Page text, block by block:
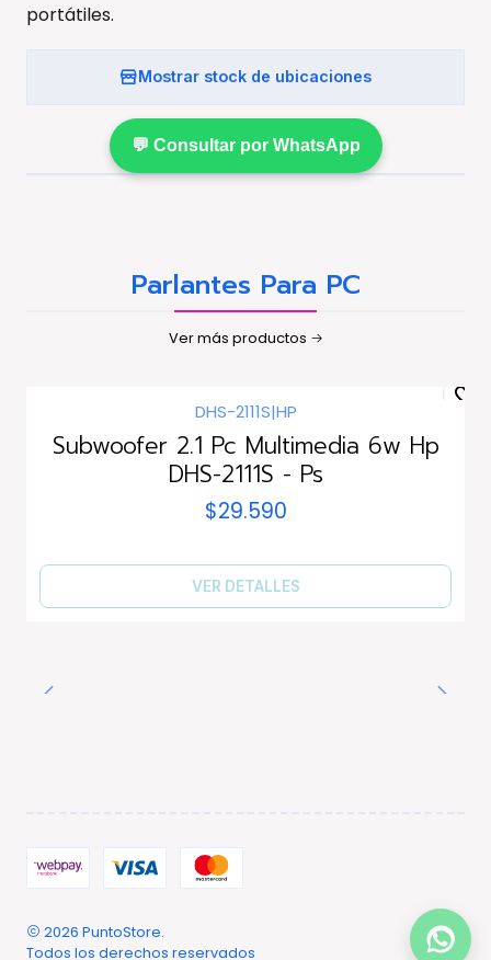
portátiles.
Mostrar stock de ubicaciones
💬 Consultar por WhatsApp
Parlantes Para PC
Ver más productos
DHS-2111S|HP
Subwoofer 2.1 Pc Multimedia 6w Hp
DHS-2111S - Ps
$29.590
VER DETALLES
2026 PuntoStore.
Todos los derechos reservados